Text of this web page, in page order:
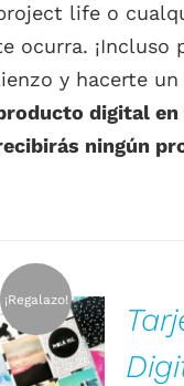
life o
ocurra. ¡Incluso
y hacerte un
digital en
ningún
¡Regalazo!
AÑADIR AL
CARRITO